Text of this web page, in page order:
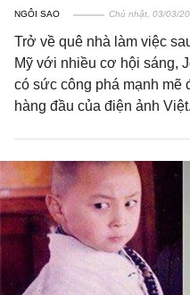
NGÔI SAO Chủ nhật, 03/03/
Trở về quê nhà làm việc
Mỹ với nhiều cơ hội sáng,
có sức công phá mạnh mẽ
hàng đầu của điện ảnh Việt.